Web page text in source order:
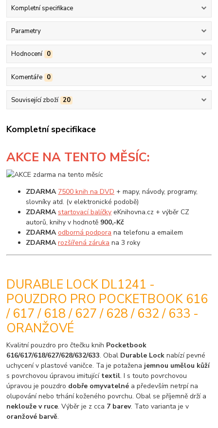
Kompletní specifikace
Parametry
Hodnocení 0
Komentáře 0
Související zboží 20
Kompletní specifikace
AKCE NA TENTO MĚSÍC:
ZDARMA 7500 knih na DVD + mapy, návody, programy,
slovníky atd. (v elektronické podobě)
ZDARMA startovací balíčky eKnihovna.cz + výběr CZ
autorů, knihy v hodnotě 900,-Kč
ZDARMA odborná podpora na telefonu a emailem
ZDARMA rozšířená záruka na 3 roky
DURABLE LOCK DL1241 -
POUZDRO PRO POCKETBOOK 616
/ 617 / 618 / 627 / 628 / 632 / 633 -
ORANŽOVÉ
Kvalitní pouzdro pro čtečku knih Pocketbook
616/617/618/627/628/632/633. Obal Durable Locknabízí pevné
uchycení v plastové vaničce. Ta je potažena jemnou umělou kůží
s povrchovou úpravou imitující textil. I s touto povrchovou
úpravou je pouzdro dobře omyvatelné a především netrpí na
olupování nebo trhání koženého povrchu. Obal se příjemně drží a
neklouže v ruce. Výběr je z cca 7 barev. Tato varianta je v
oranžové barvě.